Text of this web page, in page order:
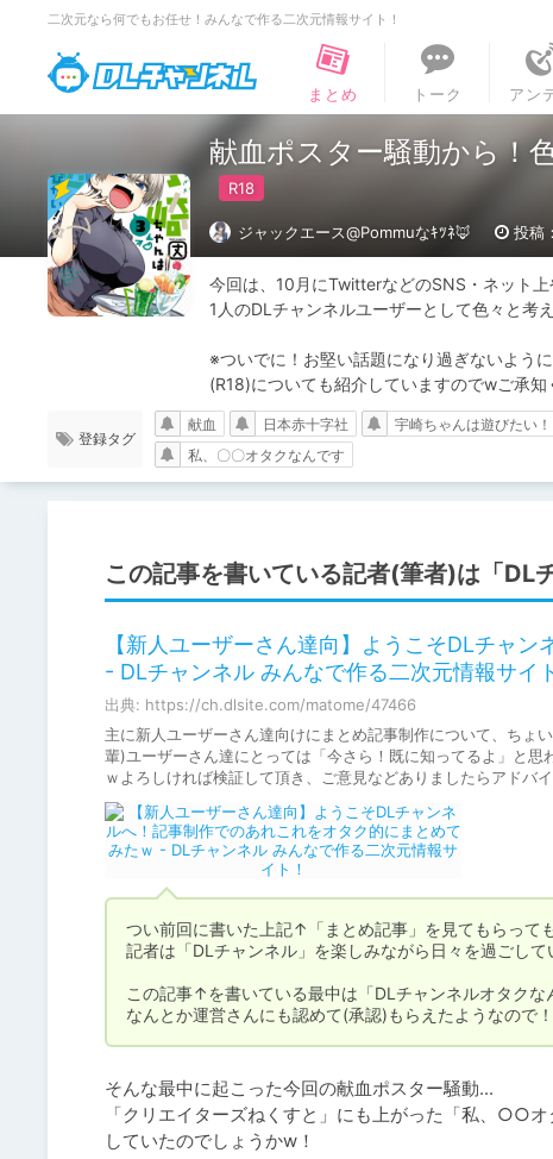
二次元なら何でもお任せ！みんなで作る二次元情報サイト！
DLチャンネル
まとめ
トーク アン
献血ポスター騒動から！
ジャックエース@Pommuなｷﾂﾈ🦊 投稿
今回は、10月にTwitterなどのSNS・ネット
1人のDLチャンネルユーザーとして色々と
※ついでに！お堅い話題になり過ぎないよう
(R18)についても紹介していますのでwご承知
登録タグ
献血 日本赤十字社 宇崎ちゃんは遊びたい！
私、〇〇オタクなんです
この記事を書いている記者(筆者)は「
【新人ユーザーさん達向】ようこそDLチャ
- DLチャンネル みんなで作る二次元情報サイ
出典: https://ch.dlsite.com/matome/47466
主に新人ユーザーさん達向けにまとめ記事制作について、ちょ
輩)ユーザーさん達にとっては「今さら！既に知ってるよ」と
ｗよろしければ検証して頂き、ご意見などありましたらアドバ
つい前回に書いた上記↑「まとめ記事」を見てもらって
記者は「DLチャンネル」を楽しみながら日々を過ごし
この記事↑を書いている最中は「DLチャンネルオタク
そんな最中に起こった今回の献血ポスター騒動...
「クリエイターズねくすと」にも上がった「私、○○
していたのでしょうかw！